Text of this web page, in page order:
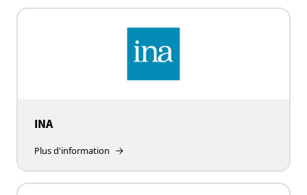
INA
Plus d'information